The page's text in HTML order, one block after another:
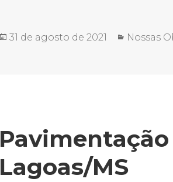
Publicado
31 de agosto de 2021 Nossas
Pavimentação
Lagoas/MS